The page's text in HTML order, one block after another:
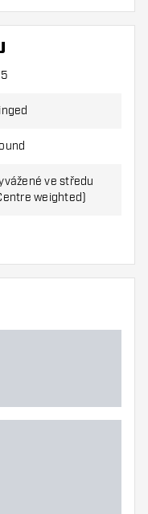
Soft sada
a 3ks Násadky
ve středu
weighted)